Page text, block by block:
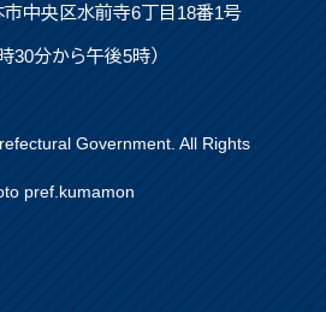
中央区水前寺6丁目18番1号
30分から午後5時）
Government. All Rights
pref.kumamon